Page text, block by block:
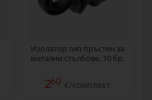
Изолатор тип пръстен за
метални стълбове, 10 бр.
260 €/комплект